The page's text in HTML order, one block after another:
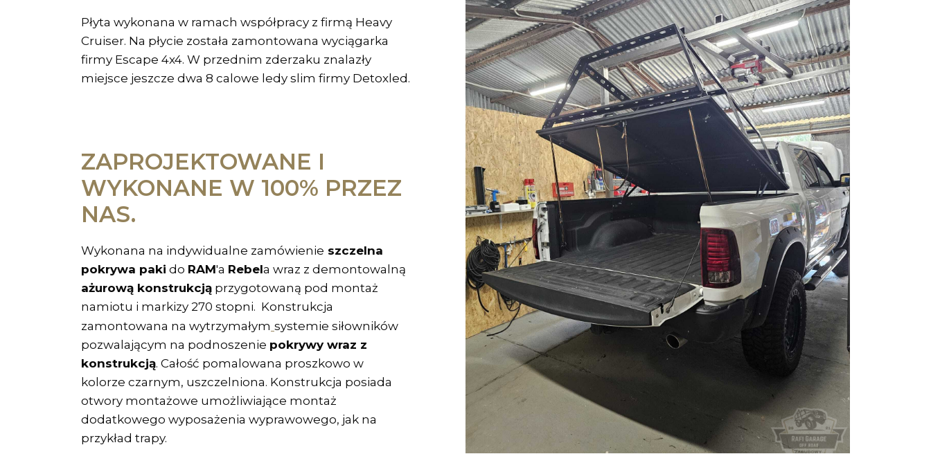
Płyta wykonana w ramach współpracy z firmą Heavy
Cruiser. Na płycie została zamontowana wyciągarka
firmy Escape 4x4. W przednim zderzaku znalazły
miejsce jeszcze dwa 8 calowe ledy slim firmy Detoxled.
ZAPROJEKTOWANE I
WYKONANE W 100% PRZEZ
NAS.
Wykonana na indywidualne zamówienie szczelna
pokrywa paki do RAM'a Rebela wraz z demontowalną
ażurową konstrukcją przygotowaną pod montaż
namiotu i markizy 270 stopni. Konstrukcja
zamontowana na wytrzymałym systemie siłowników
pozwalającym na podnoszenie pokrywy wraz z
konstrukcją. Całość pomalowana proszkowo w
kolorze czarnym, uszczelniona. Konstrukcja posiada
otwory montażowe umożliwiające montaż
dodatkowego wyposażenia wyprawowego, jak na
przykład trapy.